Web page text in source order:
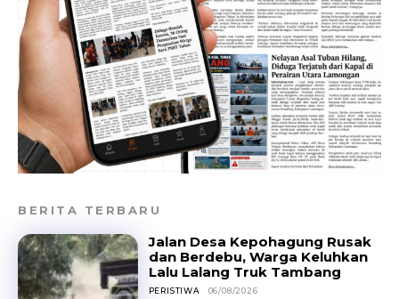
BERITA TERBARU
Jalan Desa Kepohagung Rusak
dan Berdebu, Warga Keluhkan
Lalu Lalang Truk Tambang
PERISTIWA 06/08/2026